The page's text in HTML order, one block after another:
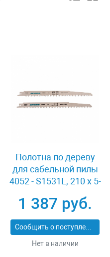
Полотна по дереву
для сабельной пилы
4052 - S1531L, 210 x 5-
2 шт Gross 782102
1 387 руб.
Сообщить о поступлении
Нет в наличии